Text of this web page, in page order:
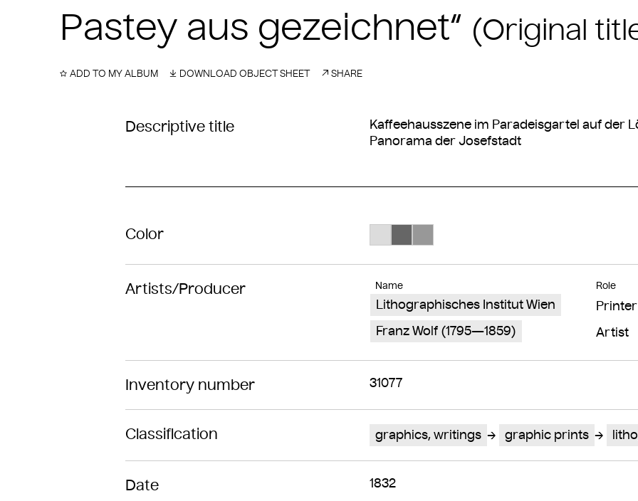
Pastey aus gezeichnet“ (Original
ADD TO MY ALBUM DOWNLOAD OBJECT SHEET SHARE
Descriptive title
Kaffeehausszene im Paradeisgartel auf der
Panorama der Josefstadt
Color
Artists/Producer Name Role
Lithographisches Institut Wien
Printer
Franz Wolf (1795—1859)
Artist
Inventory number 31077
Classification graphics, writings graphic prints
Date 1832